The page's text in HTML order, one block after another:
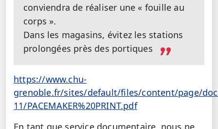
conviendra de réaliser une « fouille au
corps ».
Dans les magasins, évitez les stations
prolongées près des portiques
https://www.chu-
grenoble.fr/sites/default/files/content/page/
11/PACEMAKER%20PRINT.pdf
En tant que service documentaire, nous ne